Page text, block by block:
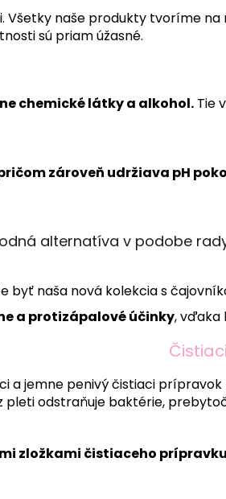
naše produkty tvoríme na
sú priam úžasné.
chemické látky a alkohol. Tie
zároveň udržiava pH
alternatíva v podobe
naša nová kolekcia s
a protizápalové účinky, vďaka
a jemne penivý čistiaci
pleti odstraňuje baktérie,
zložkami čistiaceho